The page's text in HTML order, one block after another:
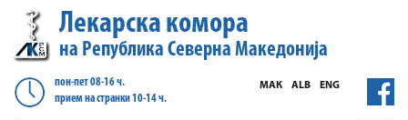
Лекарска комора
на Република Северна Македонија
пон-пет 08-16 ч.
прием на странки 10-14 ч.
ENG
ALB
МАК